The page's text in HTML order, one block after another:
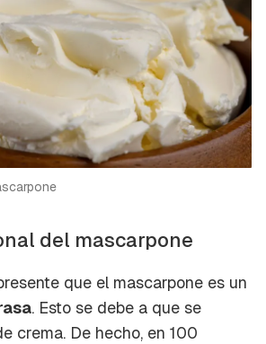
del mascarpone
que el mascarpone es un
. Esto se debe a que se
crema. De hecho, en 100